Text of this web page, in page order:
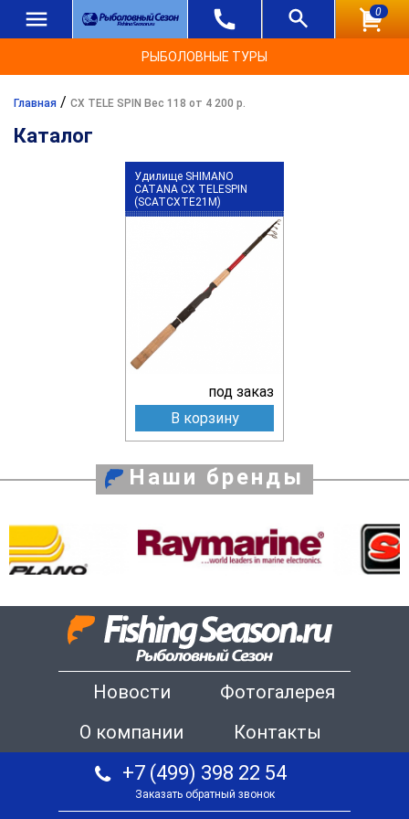
0
РЫБОЛОВНЫЕ ТУРЫ
Главная / CX TELE SPIN Вес 118 от 4 200 р.
Каталог
Удилище SHIMANO
CATANA CX TELESPIN
(SCATCXTE21M)
под заказ
В корзину
Наши бренды
Новости
Фотогалерея
О компании
Контакты
+7 (499) 398 22 54
Заказать обратный звонок